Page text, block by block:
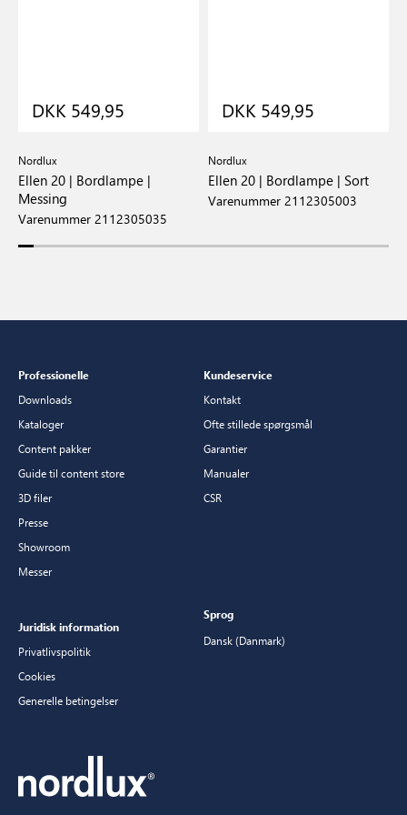
DKK 549,95
Nordlux
Ellen 20 | Bordlampe |
Messing
Varenummer 2112305035
DKK 549,95
Nordlux
Ellen 20 | Bordlampe | Sort
Varenummer 2112305003
Professionelle
Downloads
Kataloger
Content pakker
Guide til content store
3D filer
Presse
Showroom
Messer
Kundeservice
Kontakt
Ofte stillede spørgsmål
Garantier
Manualer
CSR
Juridisk information
Privatlivspolitik
Cookies
Generelle betingelser
Sprog
Dansk (Danmark)